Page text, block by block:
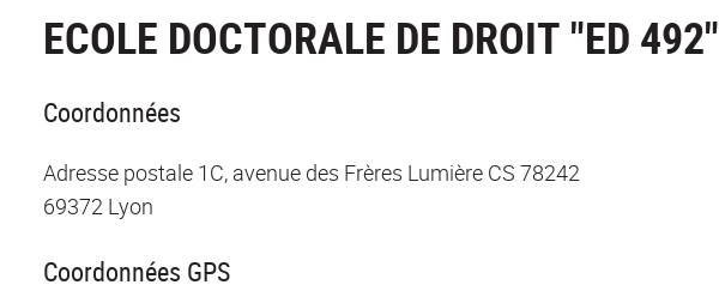
ECOLE DOCTORALE DE DROIT "ED 492"
Coordonnées
Adresse postale 1C, avenue des Frères Lumière CS 78242
69372 Lyon
Coordonnées GPS